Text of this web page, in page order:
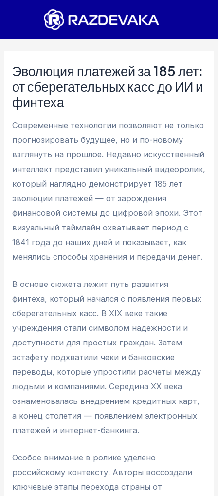
Эволюция платежей за 185 лет:
от сберегательных касс до ИИ и
финтеха
Современные технологии позволяют не только
прогнозировать будущее, но и по-новому
взглянуть на прошлое. Недавно искусственный
интеллект представил уникальный видеоролик,
который наглядно демонстрирует 185 лет
эволюции платежей — от зарождения
финансовой системы до цифровой эпохи. Этот
визуальный таймлайн охватывает период с
1841 года до наших дней и показывает, как
менялись способы хранения и передачи денег.
В основе сюжета лежит путь развития
финтеха, который начался с появления первых
сберегательных касс. В XIX веке такие
учреждения стали символом надежности и
доступности для простых граждан. Затем
эстафету подхватили чеки и банковские
переводы, которые упростили расчеты между
людьми и компаниями. Середина XX века
ознаменовалась внедрением кредитных карт,
а конец столетия — появлением электронных
платежей и интернет-банкинга.
Особое внимание в ролике уделено
российскому контексту. Авторы воссоздали
ключевые этапы перехода страны от